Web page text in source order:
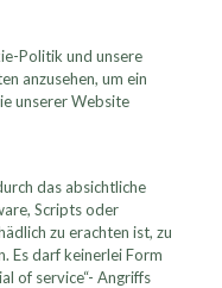
Politik und unsere
anzusehen, um ein
unserer Website
das absichtliche
Scripts oder
zu erachten ist, zu
Es darf keinerlei Form
of service“- Angriffs